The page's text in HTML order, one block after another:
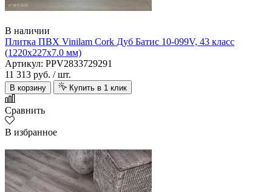
В наличии
Плитка ПВХ Vinilam Cork Дуб Батис 10-099V, 43 класс
(1220х227х7.0 мм)
Артикул: PPV2833729291
11 313 руб. / шт.
В корзину Купить в 1 клик
Сравнить
В избранное